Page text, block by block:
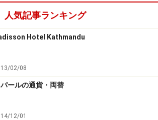
クションとして、サランコットの丘か
のケーブルにぶら下がった状態のまま
で一気に2分で急降下する「
高さから川に向かってダイブする「
」も登場し、スリリングな体験を求めて
ャーがやってきています。
ボート
人気記事ランキング
Hotel Kathmandu
02/08
ールの通貨・両替
12/01